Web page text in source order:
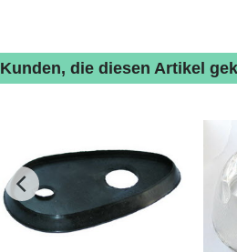
Kunden, die diesen Artikel